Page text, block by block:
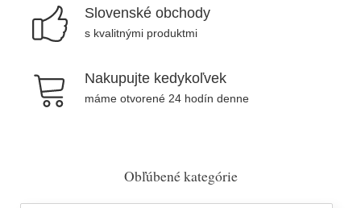
Slovenské obchody
s kvalitnými produktmi
Nakupujte kedykoľvek
máme otvorené 24 hodín denne
Obľúbené kategórie